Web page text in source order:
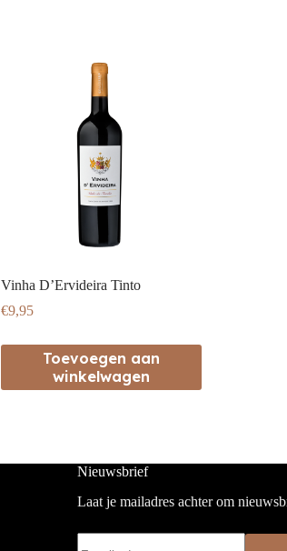
Vinha D’Ervideira Tinto
€9,95
Toevoegen aan
winkelwagen
Nieuwsbrief
Laat je mailadres achter om